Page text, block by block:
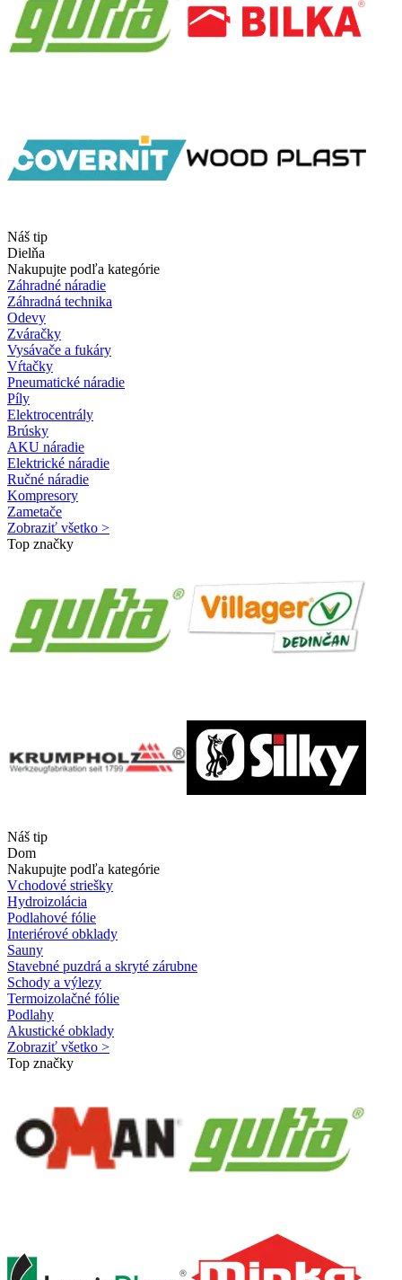
Náš tip
Dielňa
Nakupujte podľa kategórie
Záhradné náradie
Záhradná technika
Odevy
Zváračky
Vysávače a fukáry
Vŕtačky
Pneumatické náradie
Píly
Elektrocentrály
Brúsky
AKU náradie
Elektrické náradie
Ručné náradie
Kompresory
Zametače
Zobraziť všetko >
Top značky
Náš tip
Dom
Nakupujte podľa kategórie
Vchodové striešky
Hydroizolácia
Podlahové fólie
Interiérové obklady
Sauny
Stavebné puzdrá a skryté zárubne
Schody a výlezy
Termoizolačné fólie
Podlahy
Akustické obklady
Zobraziť všetko >
Top značky